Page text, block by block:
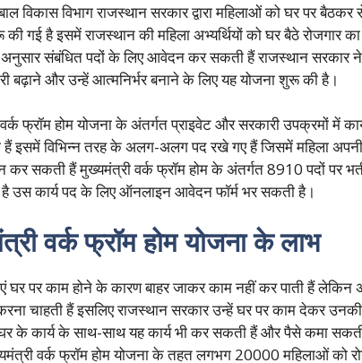
विकास विभाग राजस्थान सरकार द्वारा महिलाओं को घर पर
गई है इसमें राजस्थान की महिला अभ्यर्थियों को घर बैठे रोजगार
अनुसार संबंधित पदों के लिए आवेदन कर सकती हैं राजस्थान सरकार
बढ़ाने और उन्हें आत्मनिर्भर बनाने के लिए यह योजना शुरू की है।
फ्रॉम होम योजना के अंतर्गत प्राइवेट और सरकारी उपक्रमों में
इसमें विभिन्न तरह के अलग-अलग पद रखे गए हैं जिसमें महिला
सकती हैं मुख्यमंत्री वर्क फ्रॉम होम के अंतर्गत 8910 पदों पर
है उस कार्य पद के लिए ऑनलाइन आवेदन फॉर्म भर सकती है।
वर्क फ्रॉम होम योजना के लाभ
घर पर काम होने के कारण बाहर जाकर काम नहीं कर पाती हैं
चाहती हैं इसलिए राजस्थान सरकार उन्हें घर पर काम देकर
के कार्य के साथ-साथ यह कार्य भी कर सकती हैं और पैसे कमा
वर्क फ्रॉम होम योजना के तहत लगभग 20000 महिलाओं को